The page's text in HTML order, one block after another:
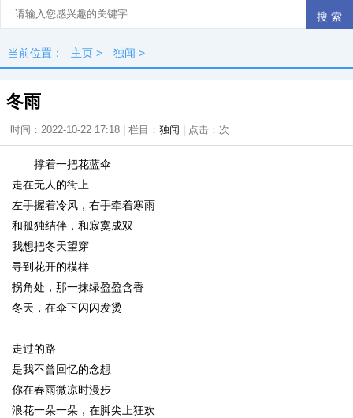
当前位置： 主页 > 独闻 >
冬雨
时间：2022-10-22 17:18 | 栏目： 独闻 | 点击： 次
撑着一把花蓝伞
走在无人的街上
左手握着冷风，右手牵着寒雨
和孤独结伴，和寂寞成双
我想把冬天望穿
寻到花开的模样
拐角处，那一抹绿盈盈含香
冬天，在伞下闪闪发烫
走过的路
是我不曾回忆的念想
你在春雨微凉时漫步
浪花一朵一朵，在脚尖上狂欢